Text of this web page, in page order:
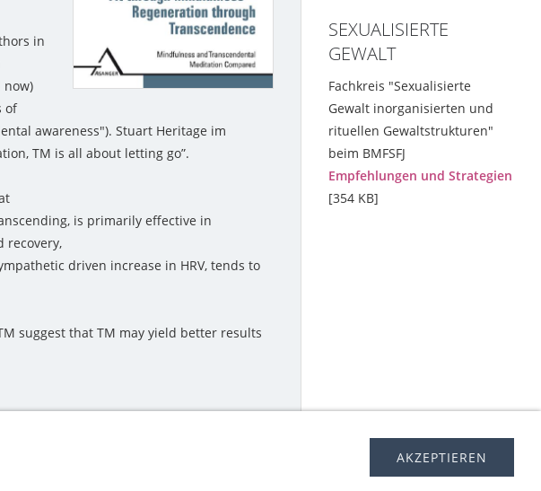
in
now)
of
awareness"). Stuart Heritage im
TM is all about letting go”.
is primarily effective in
recovery,
driven increase in HRV, tends to
suggest that TM may yield better results
SEXUALISIERTE
GEWALT
Fachkreis "Sexualisierte
Gewalt inorganisierten und
rituellen Gewaltstrukturen"
beim BMFSFJ
Empfehlungen und Strategien
[354 KB]
AKZEPTIEREN